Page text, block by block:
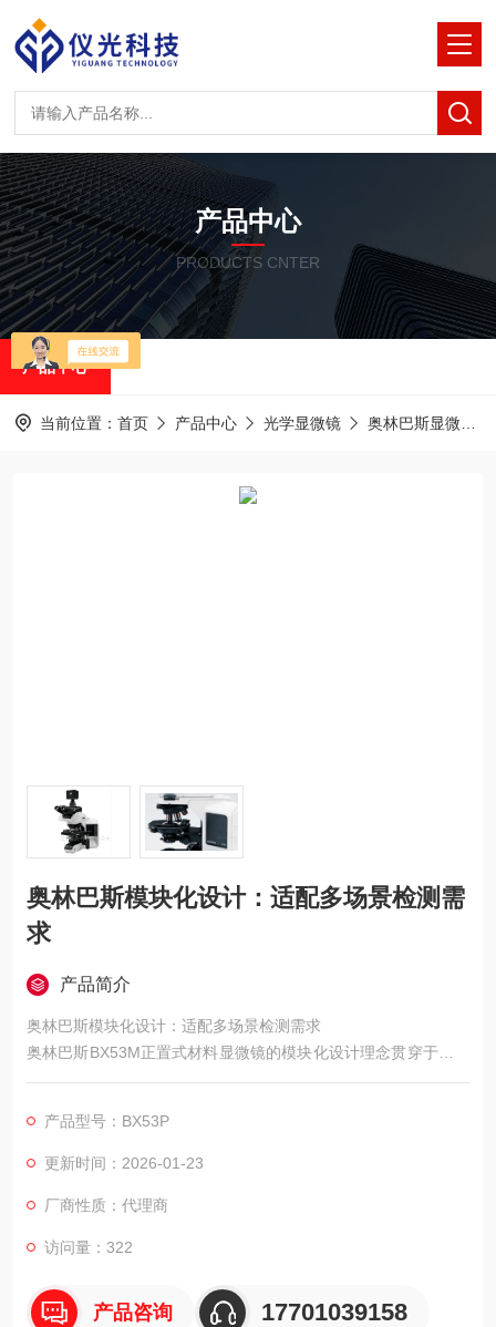
产品中心
PRODUCTS CNTER
产品中心
当前位置： 首页 产品中心 光学显微镜 奥林巴斯显微镜
奥林巴斯模块化设计：适配多场景检测需
求
产品简介
奥林巴斯模块化设计：适配多场景检测需求
奥林巴斯BX53M正置式材料显微镜的模块化设计理念贯穿于整个
系统架构，为用户提供了高度自由化的配置方案。
产品型号：BX53P
更新时间：2026-01-23
厂商性质：代理商
访问量：322
产品咨询 17701039158